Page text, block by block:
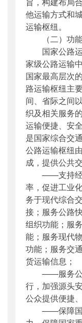
他运输方式和
运输枢纽。
（二）功能
国家公路运
家级公路运输
国家最高层次
路运输枢纽主
间、省际之间
织及相关服务
运输便捷、安
是国家综合交
公路运输枢纽
成，提供公共
——支持经济
率，促进工业
务于现代综合
接；服务公路
组织功能；服
能；服务现代
功能；服务交
货运输信息；
——服务公众
行，加强源头
公众提供便捷
——保障国家